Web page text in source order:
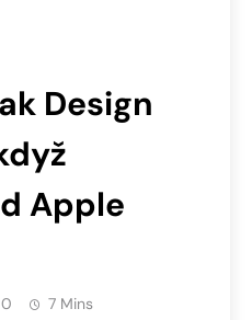
Design
Apple
0 7 Mins